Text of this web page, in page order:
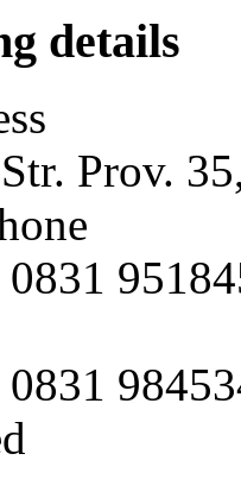
details
Prov.